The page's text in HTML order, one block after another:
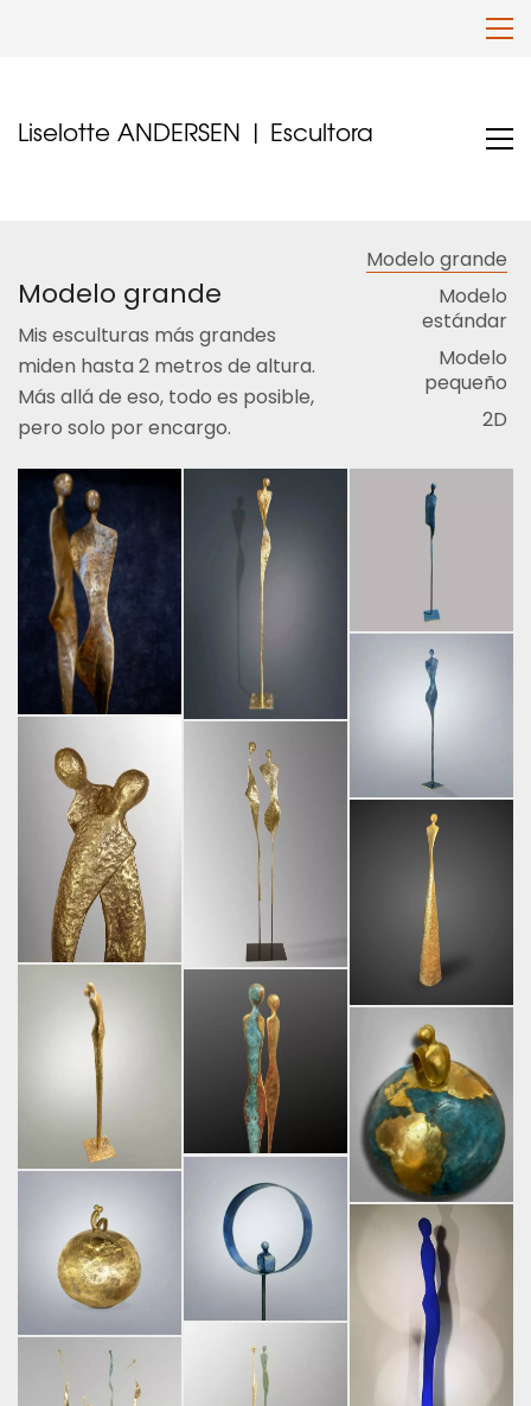
Liselotte ANDERSEN | Escultora
Modelo grande
Mis esculturas más grandes
miden hasta 2 metros de altura.
Más allá de eso, todo es posible,
pero solo por encargo.
Modelo grande
Modelo
estándar
Modelo
pequeño
2D